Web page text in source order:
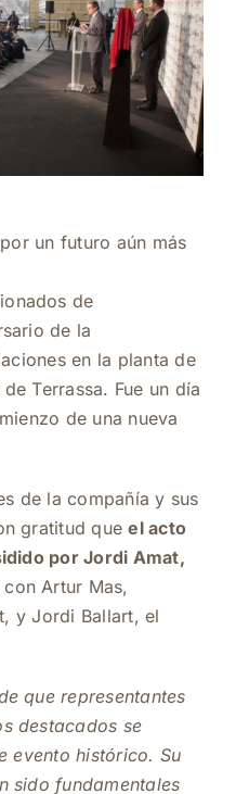
un futuro aún más
de
de la
en la planta de
Terrassa. Fue un día
de una nueva
de la compañía y sus
gratitud queel acto
por Jordi Amat,
Artur Mas,
y Jordi Ballart, el
que representantes
destacados se
evento histórico. Su
sido fundamentales